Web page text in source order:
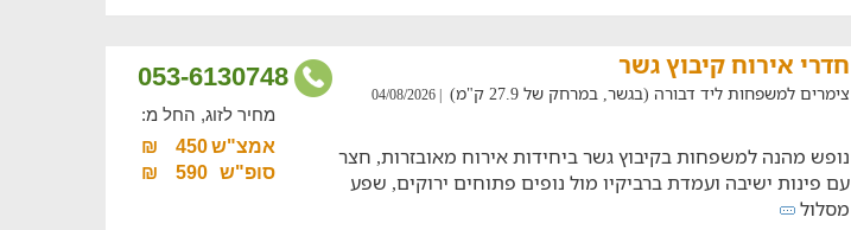
053-6130748 חדרי אירוח קיבוץ גשר
צימרים למשפחות ליד דבורה (בגשר, במרחק של 27.9 ק"מ) | 04/08/2026
נופש מהנה למשפחות בקיבוץ גשר ביחידות אירוח מאובזרות, חצר
עם פינות ישיבה ועמדת ברביקיו מול נופים פתוחים ירוקים, שפע
מסלול
מחיר לזוג, החל מ:
אמצ"ש450
₪
סופ"ש
590
₪